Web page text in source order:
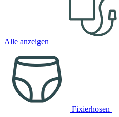
Alle anzeigen
Fixierhosen